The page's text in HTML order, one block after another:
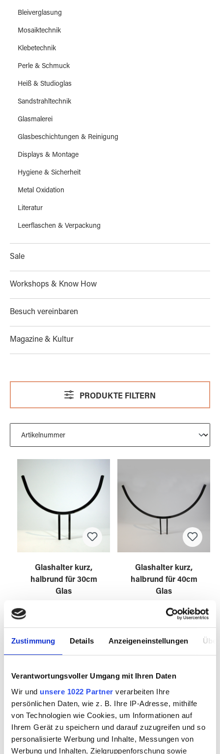
Zustimmung Details Anzeigeneinstellungen
Verantwortungsvoller Umgang mit Ihren Daten
Wir und unsere 1022 Partner verarbeiten Ihre
persönlichen Daten, wie z. B. Ihre IP-Adresse, mithilfe
von Technologien wie Cookies, um Informationen auf
Ihrem Gerät zu speichern und darauf zuzugreifen und so
personalisierte Werbung und Inhalte, Messungen von
Werbung und Inhalten, Zielgruppenforschung sowie
Bleiverglasung
Mosaiktechnik
Klebetechnik
Perle & Schmuck
Heiß & Studioglas
Sandstrahltechnik
Glasmalerei
Glasbeschichtungen & Reinigung
Displays & Montage
Hygiene & Sicherheit
Metal Oxidation
Literatur
Leerflaschen & Verpackung
Sale
Workshops & Know How
Besuch vereinbaren
Magazine & Kultur
PRODUKTE FILTERN
Glashalter kurz,
halbrund für 30cm
Glas
4595810
Glashalter kurz,
halbrund für 40cm
Glas
4595811